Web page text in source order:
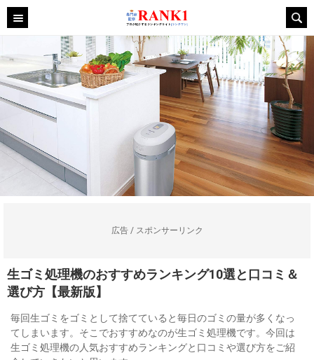
広告 / スポンサーリンク
生ゴミ処理機のおすすめランキング10選と口コミ＆
選び方【最新版】
毎回生ゴミをゴミとして捨てていると毎日のゴミの量が多くなっ
てしまいます。そこでおすすめなのが生ゴミ処理機です。今回は
生ゴミ処理機の人気おすすめランキングと口コミや選び方をご紹